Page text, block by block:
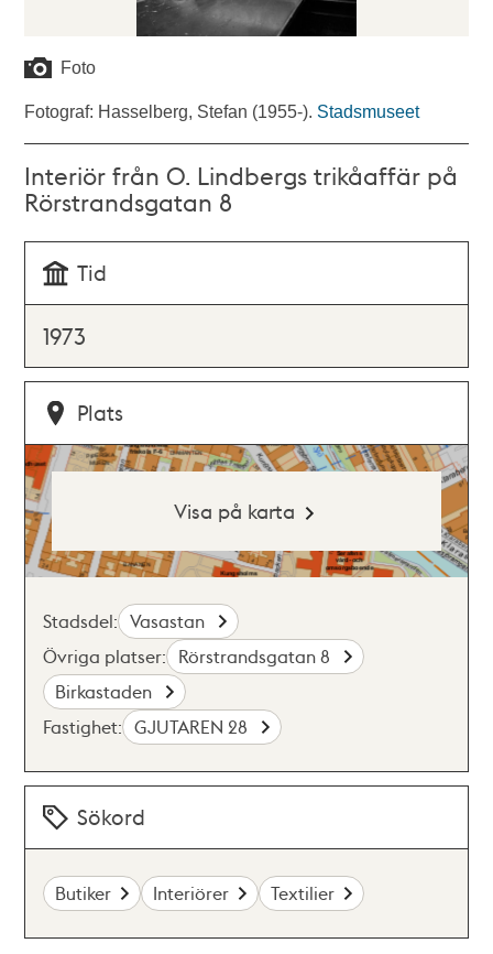
Foto
Fotograf: Hasselberg, Stefan (1955-). Stadsmuseet
Interiör från O. Lindbergs trikåaffär på
Rörstrandsgatan 8
Tid
1973
Plats
Visa på karta
Stadsdel: Vasastan
Övriga platser: Rörstrandsgatan 8
Birkastaden
Fastighet: GJUTAREN 28
Sökord
Butiker Interiörer Textilier